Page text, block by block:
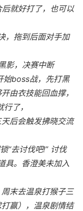
就好打了，也可以
，拖到后面对手加
影，决赛中断
boss战，先打黑
由衣技能回血撑，
了，
后会触发拂晓交流
“去讨伐吧!” 讨伐
具。香澄美未加入
末去温泉打猴子三
赢），温泉剧情结